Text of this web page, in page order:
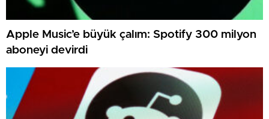
Apple Music’e büyük çalım: Spotify 300 milyon
aboneyi devirdi